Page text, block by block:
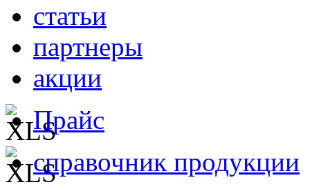
статьи
партнеры
акции
Прайс
справочник продукции